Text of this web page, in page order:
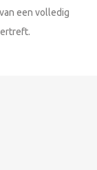
een volledig